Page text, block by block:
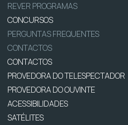
REVER PROGRAMAS
CONCURSOS
PERGUNTAS FREQUENTES
CONTACTOS
CONTACTOS
PROVEDORA DO TELESPECTADOR
PROVEDORA DO OUVINTE
ACESSIBILIDADES
SATÉLITES